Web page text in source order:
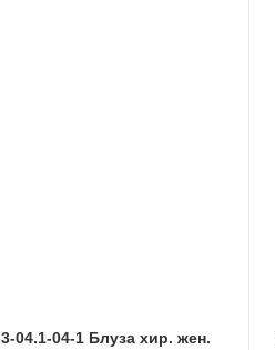
3-04.1-04-1 Блуза хир. жен.